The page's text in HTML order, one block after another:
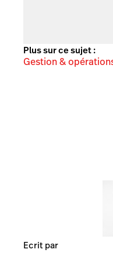
Plus sur ce sujet :
Gestion &
Ecrit par